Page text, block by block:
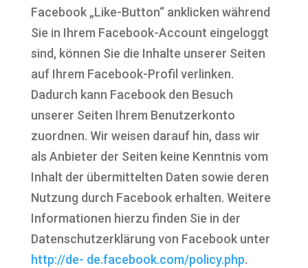
Facebook „Like-Button“ anklicken während
Sie in Ihrem Facebook-Account eingeloggt
sind, können Sie die Inhalte unserer Seiten
auf Ihrem Facebook-Profil verlinken.
Dadurch kann Facebook den Besuch
unserer Seiten Ihrem Benutzerkonto
zuordnen. Wir weisen darauf hin, dass wir
als Anbieter der Seiten keine Kenntnis vom
Inhalt der übermittelten Daten sowie deren
Nutzung durch Facebook erhalten. Weitere
Informationen hierzu finden Sie in der
Datenschutzerklärung von Facebook unter
http://de- de.facebook.com/policy.php.